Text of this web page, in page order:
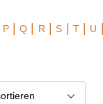
P|Q R|S T U